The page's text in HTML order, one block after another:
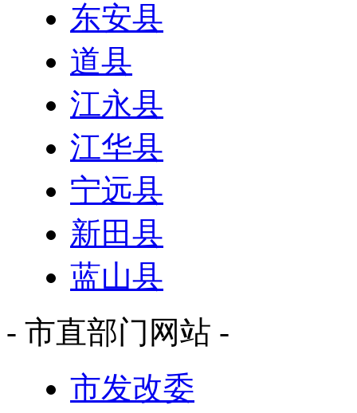
东安县
道县
江永县
江华县
宁远县
新田县
蓝山县
- 市直部门网站 -
市发改委